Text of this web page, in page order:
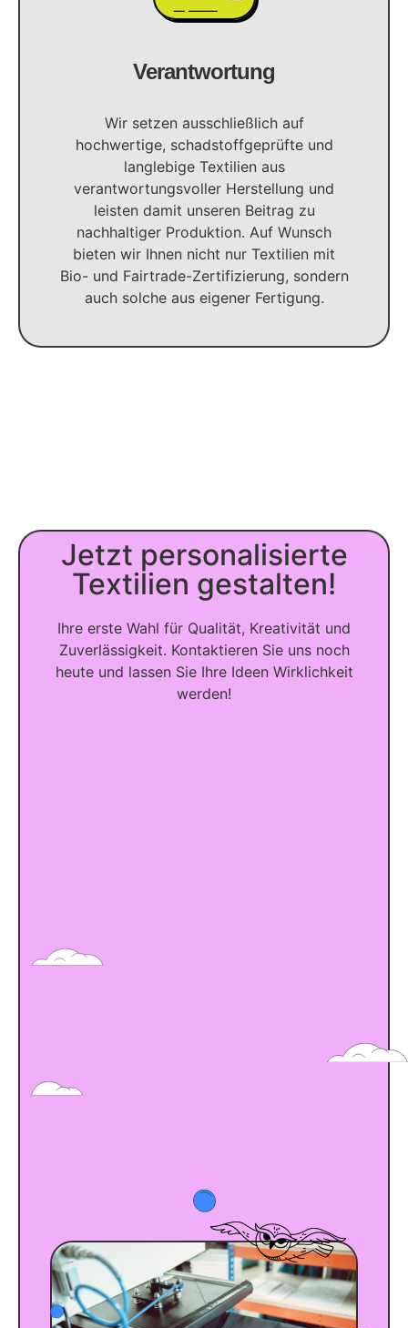
Verantwortung
Wir setzen ausschließlich auf
hochwertige, schadstoffgeprüfte und
langlebige Textilien aus
verantwortungsvoller Herstellung und
leisten damit unseren Beitrag zu
nachhaltiger Produktion. Auf Wunsch
bieten wir Ihnen nicht nur Textilien mit
Bio- und Fairtrade-Zertifizierung, sondern
auch solche aus eigener Fertigung.
Jetzt personalisierte
Textilien gestalten!
Ihre erste Wahl für Qualität, Kreativität und
Zuverlässigkeit. Kontaktieren Sie uns noch
heute und lassen Sie Ihre Ideen Wirklichkeit
werden!